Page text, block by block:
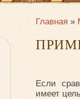
Главная »
Если
имеет